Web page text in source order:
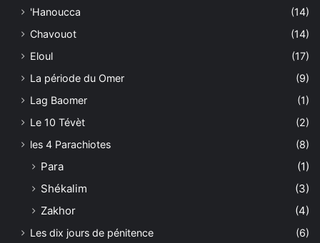
'Hanoucca
(14)
Chavouot
(14)
Eloul
(17)
La période du Omer
(9)
Lag Baomer
(1)
Le 10 Tévèt
(2)
les 4 Parachiotes
(8)
Para
(1)
Shékalim
(3)
Zakhor
(4)
Les dix jours de pénitence
(6)